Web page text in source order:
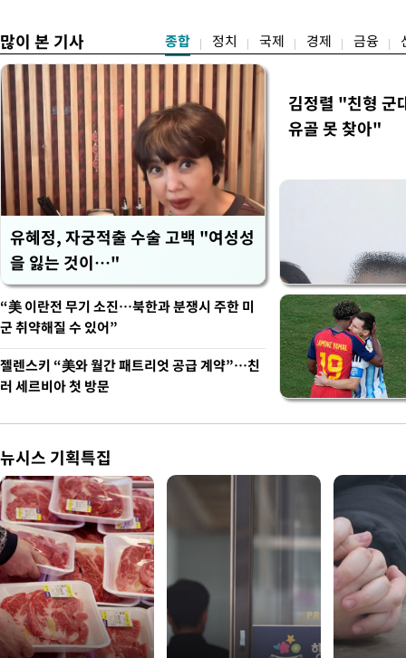
많이 본 기사 종합 정치 국제 경제 금융
유혜정, 자궁적출 수술 고백 "여성성
을 잃는 것이…"
김정렬 "친형 군
유골 못 찾아"
“美 이란전 무기 소진…북한과 분쟁시 주한 미
군 취약해질 수 있어”
젤렌스키 “美와 월간 패트리엇 공급 계약”…친
러 세르비아 첫 방문
뉴시스 기획특집